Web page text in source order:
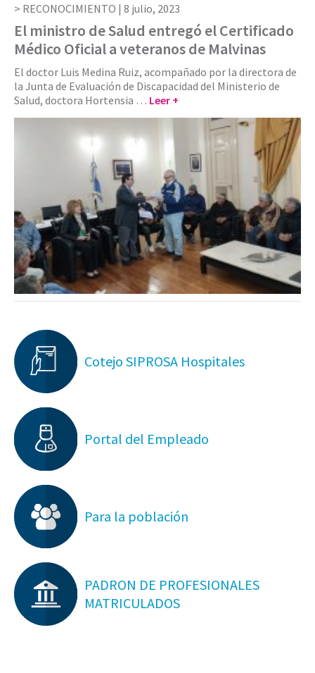
RECONOCIMIENTO | 8 julio, 2023
El ministro de Salud entregó el Certificado
Médico Oficial a veteranos de Malvinas
El doctor Luis Medina Ruiz, acompañado por la directora de
la Junta de Evaluación de Discapacidad del Ministerio de
Salud, doctora Hortensia … Leer +
Cotejo SIPROSA Hospitales
Portal del Empleado
Para la población
PADRON DE PROFESIONALES
MATRICULADOS